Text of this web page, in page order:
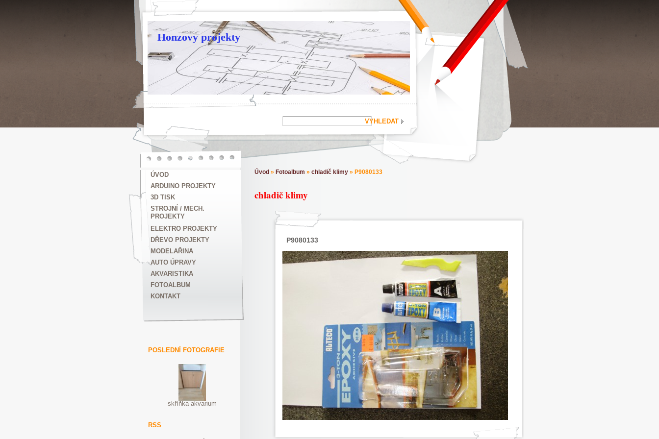
Honzovy projekty
ÚVOD
ARDUINO PROJEKTY
3D TISK
STROJNÍ / MECH.
PROJEKTY
ELEKTRO PROJEKTY
DŘEVO PROJEKTY
MODELAŘINA
AUTO ÚPRAVY
AKVARISTIKA
FOTOALBUM
KONTAKT
POSLEDNÍ FOTOGRAFIE
skříňka akvarium
RSS
Úvod » Fotoalbum » chladič klimy» P9080133
chladič klimy
P9080133